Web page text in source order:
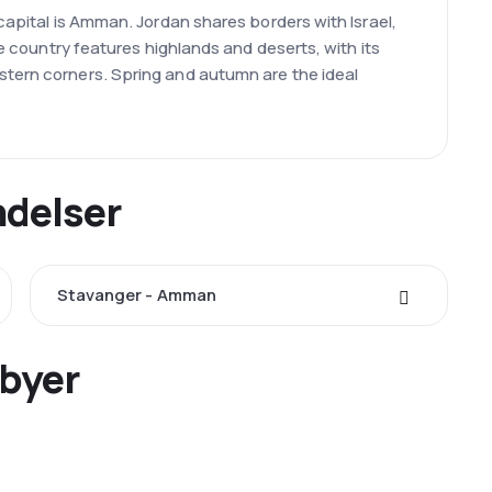
is Amman. Jordan shares borders with Israel,
country features highlands and deserts, with its
corners. Spring and autumn are the ideal
Stavanger - Amman